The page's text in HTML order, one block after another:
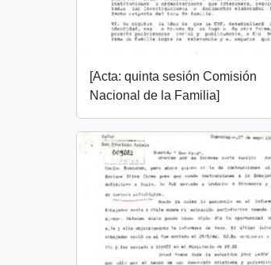
[Acta: quinta sesión Comisión
Nacional de la Familia]